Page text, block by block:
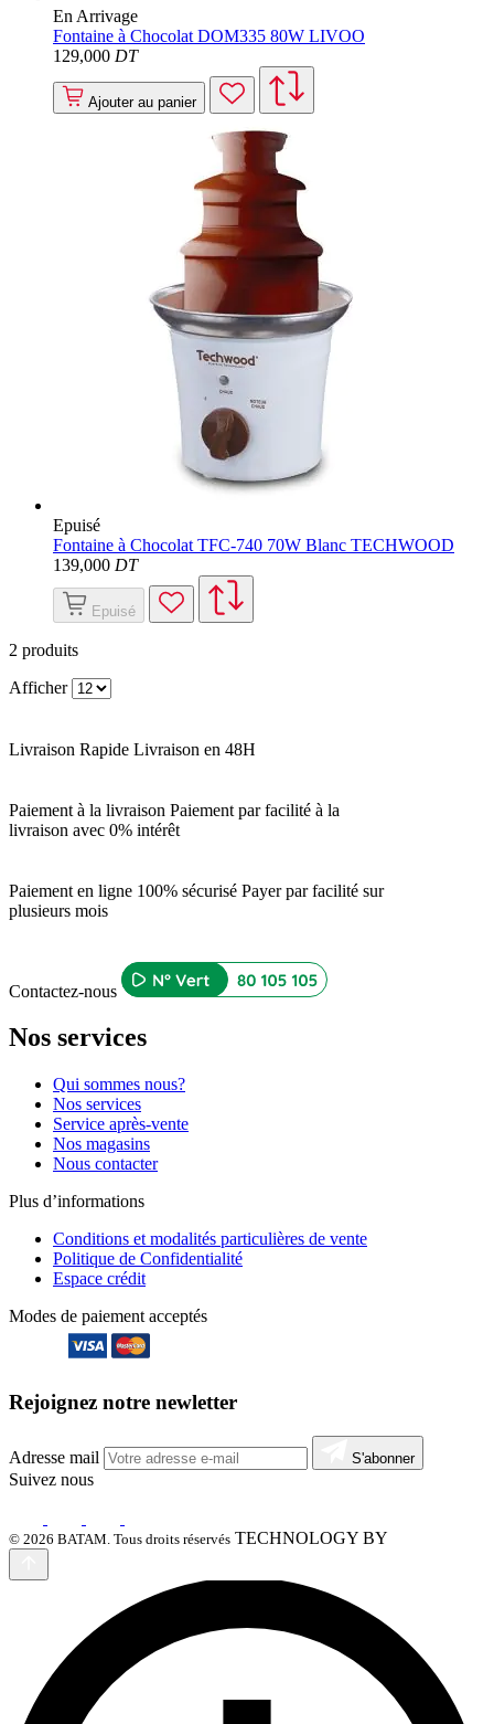
En Arrivage
Fontaine à Chocolat DOM335 80W LIVOO
129,000 DT
Ajouter au panier
Epuisé
Fontaine à Chocolat TFC-740 70W Blanc TECHWOOD
139,000 DT
Epuisé
2 produits
Afficher
Livraison Rapide Livraison en 48H
Paiement à la livraison Paiement par facilité à la
livraison avec 0% intérêt
Paiement en ligne 100% sécurisé Payer par facilité sur
plusieurs mois
Contactez-nous
Nos services
Qui sommes nous?
Nos services
Service après-vente
Nos magasins
Nous contacter
Plus d’informations
Conditions et modalités particulières de vente
Politique de Confidentialité
Espace crédit
Modes de paiement acceptés
Rejoignez notre newletter
Adresse mail S'abonner
Suivez nous
© 2026 BATAM. Tous droits réservés TECHNOLOGY BY